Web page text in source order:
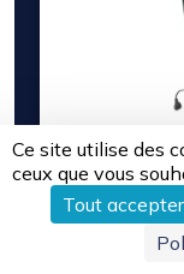
Ce site utilise des
ceux que vous
Tout accepter